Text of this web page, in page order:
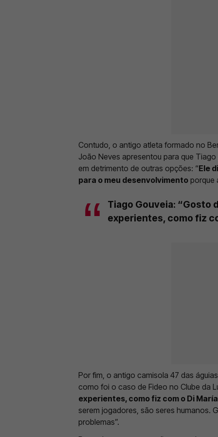
Contudo, o antigo atleta formado no
João Neves apresentou para que
em detrimento de outras opções: “Ele
para o meu desenvolvimento porque
Tiago Gouveia: “Gosto
experientes, como fiz
Por fim, o antigo camisola 47 das
como foi o caso de Fideo no Clube da
experientes, como fiz com o Di
serem jogadores, são seres humanos.
problemas”.